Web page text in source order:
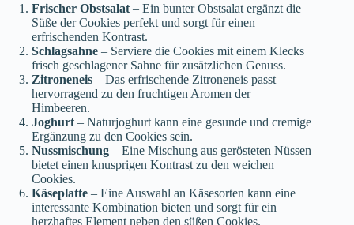
Frischer Obstsalat – Ein bunter Obstsalat ergänzt die
Süße der Cookies perfekt und sorgt für einen
erfrischenden Kontrast.
Schlagsahne – Serviere die Cookies mit einem Klecks
frisch geschlagener Sahne für zusätzlichen Genuss.
Zitroneneis – Das erfrischende Zitroneneis passt
hervorragend zu den fruchtigen Aromen der
Himbeeren.
Joghurt – Naturjoghurt kann eine gesunde und cremige
Ergänzung zu den Cookies sein.
Nussmischung – Eine Mischung aus gerösteten Nüssen
bietet einen knusprigen Kontrast zu den weichen
Cookies.
Käseplatte – Eine Auswahl an Käsesorten kann eine
interessante Kombination bieten und sorgt für ein
herzhaftes Element neben den süßen Cookies.